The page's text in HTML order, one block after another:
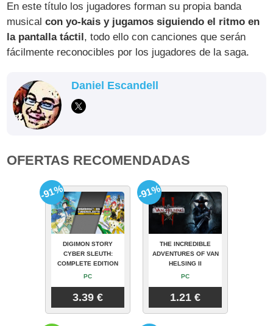
En este título los jugadores forman su propia banda
musicalcon yo-kais y jugamos siguiendo el ritmo en
la pantalla táctil , todo ello con canciones que serán
fácilmente reconocibles por los jugadores de la saga.
Daniel Escandell
OFERTAS RECOMENDADAS
DIGIMON STORY
CYBER SLEUTH:
COMPLETE EDITION
PC
3.39 €
-91%
THE INCREDIBLE
ADVENTURES OF VAN
HELSING II
PC
1.21 €
-91%